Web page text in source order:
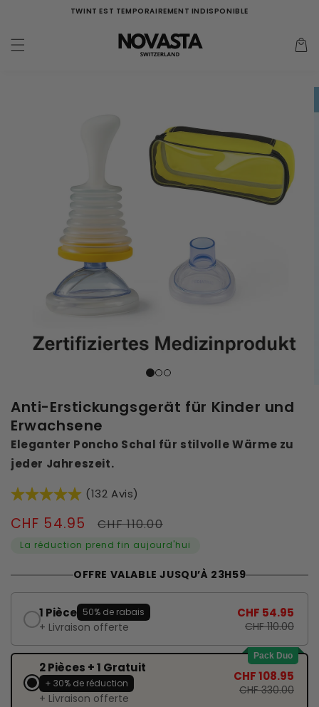
directementTWINT EST TEMPORAIREMENT INDISPONIBLE
Panier
Anti-Erstickungsgerät für Kinder und
Erwachsene
Eleganter Poncho Schal für stilvolle Wärme zu
jeder Jahreszeit.
(132 Avis)
Verkaufspreis
CHF 54.95
Normaler
Preis
CHF 110.00
La réduction prend fin aujourd'hui
OFFRE VALABLE JUSQU’À 23H59
1 Pièce 50% de rabais
+ Livraison offerte
CHF 54.95
CHF 110.00
Pack Duo
2 Pièces + 1 Gratuit
+ 30% de réduction
+ Livraison offerte
CHF 108.95
CHF 330.00